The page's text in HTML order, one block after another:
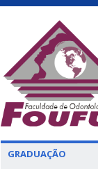
GRADUAÇÃO